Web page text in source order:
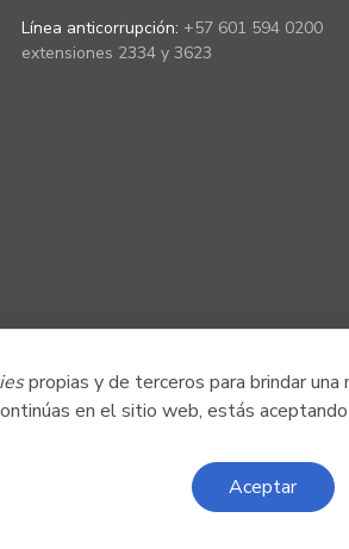
propias y de terceros para brindar una
en el sitio web, estás
Aceptar
Línea anticorrupción: +57 601 594 0200
extensiones 2334 y 3623